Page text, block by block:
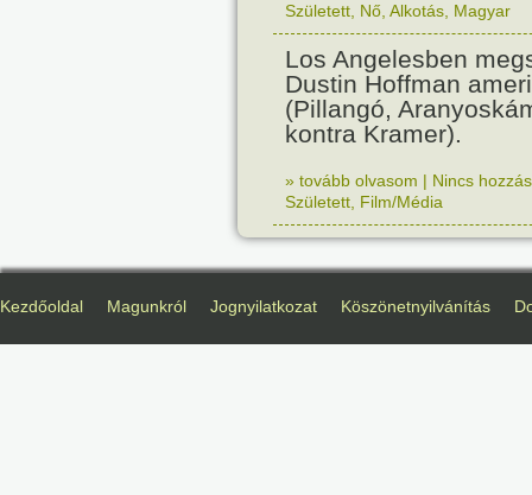
Született Nő Alkotás Magyar
Los Angelesben
Dustin Hoffman
(Pillangó,
kontra Kramer).
» tovább olvasom | Nincs
Született Film/Média
Kezdőoldal Magunkról Jognyilatkozat Köszönetnyilvánítás